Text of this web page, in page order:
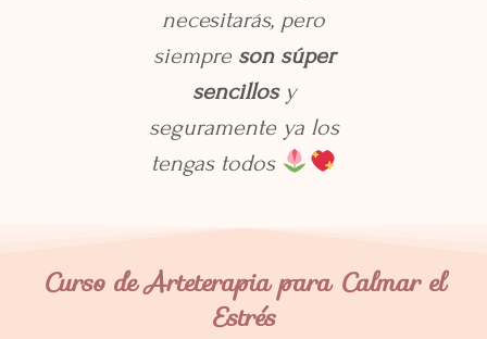
necesitarás, pero
siempre son súper
sencillosy
seguramente ya los
tengas todos
Curso de Arteterapia para Calmar el
Estrés